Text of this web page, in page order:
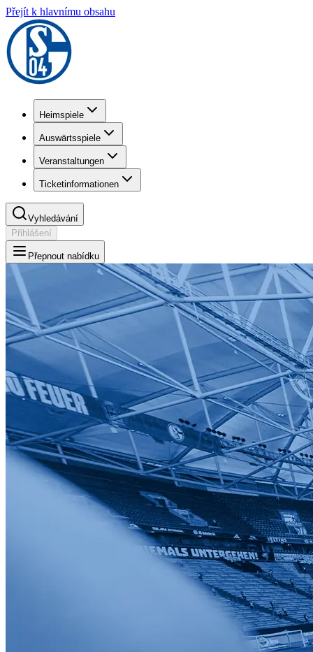
Přejít k hlavnímu obsahu
Heimspiele
Auswärtsspiele
Veranstaltungen
Ticketinformationen
Vyhledávání
Přihlášení
Přepnout nabídku